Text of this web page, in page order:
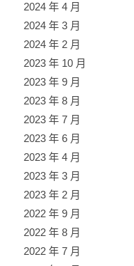
2024 年 4 月
2024 年 3 月
2024 年 2 月
2023 年 10 月
2023 年 9 月
2023 年 8 月
2023 年 7 月
2023 年 6 月
2023 年 4 月
2023 年 3 月
2023 年 2 月
2022 年 9 月
2022 年 8 月
2022 年 7 月